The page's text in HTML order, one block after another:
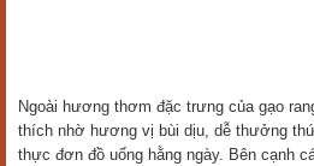
Ngoài hương thơm đặc trưng của gạo
thích nhờ hương vị bùi dịu, dễ thưởng
thực đơn đồ uống hằng ngày. Bên cạnh